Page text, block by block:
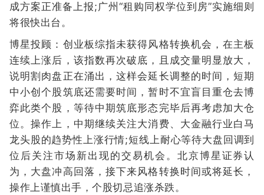
成方案正准备上报;广州“租购同权学位到房”实施细则
将很快出台。
博星投顾：创业板综指未获得风格转换机会，在主板
连续上涨后，该指数再次破底，且成交量明显放大，
说明割肉盘正在涌出，这样会延长调整的时间，短期
中小创个股筑底还需要时间，暂时不宜盲目重仓去博
弈此类个股，等待中期筑底形态完毕后再考虑加大仓
位。操作上，中期继续关注大消费、大金融行业白马
龙头股的趋势性上涨行情;短线上耐心等待大盘回调到
位后关注市场新出现的交易机会。北京博星证券认
为，大盘冲高回落，接下来风格转换时间或将延长，
操作上谨慎出手，个股切忌追涨杀跌。